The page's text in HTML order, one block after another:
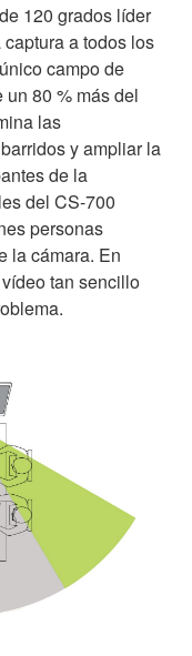
120 grados líder
a todos los
campo de
80 % más del
las
y ampliar la
de la
del CS-700
personas
la cámara. En
tan sencillo